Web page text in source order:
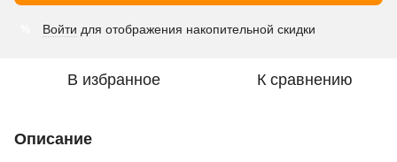
Войти для отображения накопительной скидки
В избранное К сравнению
Описание